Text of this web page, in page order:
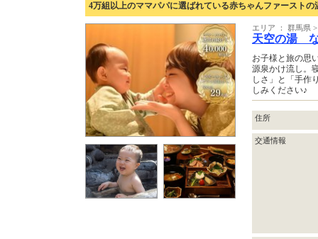
4万組以上のママパパに選ばれている赤ちゃんファーストの
エリア ： 群馬県
天空の湯
お子様と旅の思
源泉かけ流し。
しさ」と「手作
しみください♪
住所
交通情報